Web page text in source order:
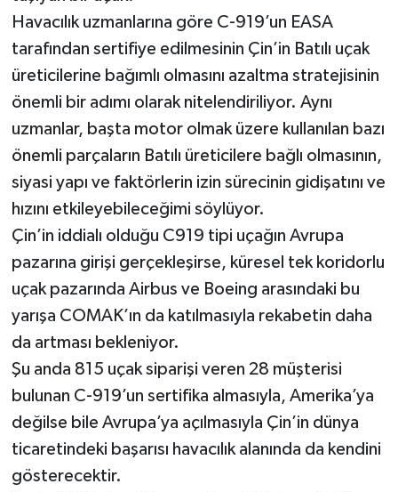
Havacılık uzmanlarına göre C-919’un EASA
tarafından sertifiye edilmesinin Çin’in Batılı uçak
üreticilerine bağımlı olmasını azaltma stratejisinin
önemli bir adımı olarak nitelendiriliyor. Aynı
uzmanlar, başta motor olmak üzere kullanılan bazı
önemli parçaların Batılı üreticilere bağlı olmasının,
siyasi yapı ve faktörlerin izin sürecinin gidişatını ve
hızını etkileyebileceğimi söylüyor.
Çin’in iddialı olduğu C919 tipi uçağın Avrupa
pazarına girişi gerçekleşirse, küresel tek koridorlu
uçak pazarında Airbus ve Boeing arasındaki bu
yarışa COMAK’ın da katılmasıyla rekabetin daha
da artması bekleniyor.
Şu anda 815 uçak siparişi veren 28 müşterisi
bulunan C-919’un sertifika almasıyla, Amerika’ya
değilse bile Avrupa’ya açılmasıyla Çin’in dünya
ticaretindeki başarısı havacılık alanında da kendini
gösterecektir.